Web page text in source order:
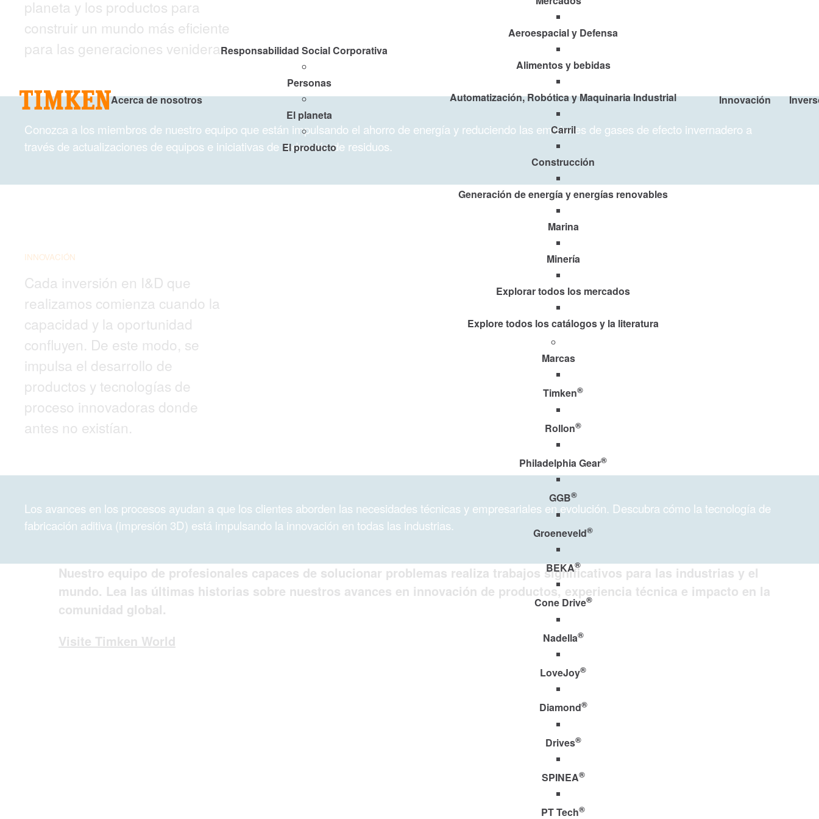
Acerca de nosotros
Responsabilidad Social Corporativa
Personas
El planeta
El producto
Aeroespacial y Defensa
Alimentos y bebidas
Automatización, Robótica y Maquinaria Industrial
Carril
Construcción
Generación de energía y energías renovables
Marina
Minería
Explorar todos los mercados
Explore todos los catálogos y la literatura
Marcas
Timken®
Rollon®
Philadelphia Gear®
GGB®
Groeneveld®
BEKA®
Cone Drive®
Nadella®
LoveJoy®
Diamond®
Drives®
SPINEA®
PT Tech®
Innovación
planeta y los productos para
construir un mundo más eficiente
para las generaciones venideras.
Conozca a los miembros de nuestro equipo que están impulsando el ahorro de energía y reduciendo las emisiones de gases de efecto invernadero a
través de actualizaciones de equipos e iniciativas de reducción de residuos.
INNOVACIÓN
Cada inversión en I&D que
realizamos comienza cuando la
capacidad y la oportunidad
confluyen. De este modo, se
impulsa el desarrollo de
productos y tecnologías de
proceso innovadoras donde
antes no existían.
Los avances en los procesos ayudan a que los clientes aborden las necesidades técnicas y empresariales en evolución. Descubra cómo la tecnología de
fabricación aditiva (impresión 3D) está impulsando la innovación en todas las industrias.
Nuestro equipo de profesionales capaces de solucionar problemas realiza trabajos significativos para las industrias y el
mundo. Lea las últimas historias sobre nuestros avances en innovación de productos, experiencia técnica e impacto en la
comunidad global.
Visite Timken World